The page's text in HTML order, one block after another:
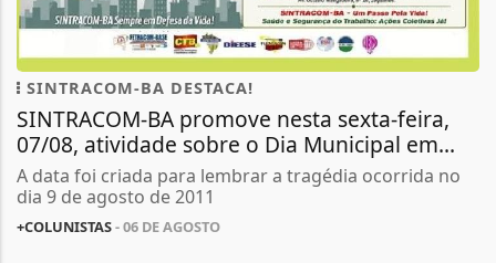
SINTRACOM-BA DESTACA!
SINTRACOM-BA promove nesta sexta-feira,
07/08, atividade sobre o Dia Municipal em...
A data foi criada para lembrar a tragédia ocorrida no
dia 9 de agosto de 2011
+COLUNISTAS- 06 DE AGOSTO